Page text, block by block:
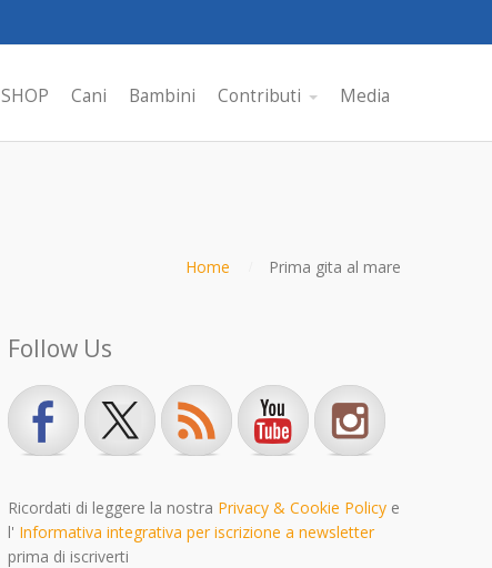
SHOP Cani Bambini Contributi Media
Home Prima gita al mare
Follow Us
Ricordati di leggere la nostra Privacy & Cookie Policye
l' Informativa integrativa per iscrizione a newsletter
prima di iscriverti